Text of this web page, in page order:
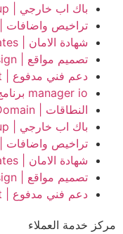
باك اب خارجي | External Backup
تراخيص واضافات | Licenses And Add-ons
شهادة الامان | SSL Certificates
تصميم مواقع | Website design
دعم فني مدفوع | External Support
manager io برنامج المحاسبة المجاني
النطاقات | Domain
باك اب خارجي | External Backup
تراخيص واضافات | Licenses And Add-ons
شهادة الامان | SSL Certificates
تصميم مواقع | Website design
دعم فني مدفوع | External Support
مركز خدمة العملاء